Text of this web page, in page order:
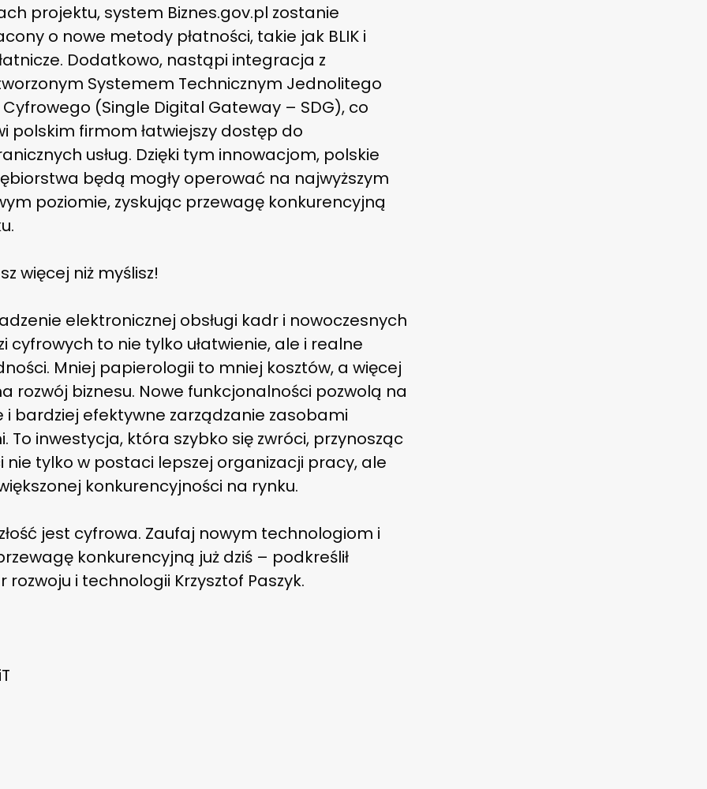
projektu, system Biznes.gov.pl zostanie
o nowe metody płatności, takie jak BLIK i
Dodatkowo, nastąpi integracja z
Systemem Technicznym Jednolitego
(Single Digital Gateway – SDG), co
polskim firmom łatwiejszy dostęp do
usług. Dzięki tym innowacjom, polskie
będą mogły operować na najwyższym
poziomie, zyskując przewagę konkurencyjną
więcej niż myślisz!
elektronicznej obsługi kadr i nowoczesnych
cyfrowych to nie tylko ułatwienie, ale i realne
Mniej papierologii to mniej kosztów, a więcej
rozwój biznesu. Nowe funkcjonalności pozwolą na
i bardziej efektywne zarządzanie zasobami
To inwestycja, która szybko się zwróci, przynosząc
nie tylko w postaci lepszej organizacji pracy, ale
konkurencyjności na rynku.
jest cyfrowa. Zaufaj nowym technologiom i
konkurencyjną już dziś – podkreślił
rozwoju i technologii Krzysztof Paszyk.